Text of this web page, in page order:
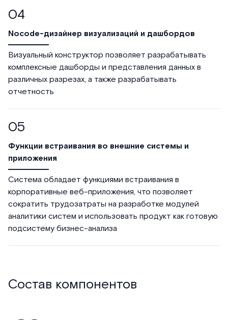
Nocode-дизайнер визуализаций и дашбордов
Визуальный конструктор позволяет разрабатывать
комплексные дашборды и представления данных в
различных разрезах, а также разрабатывать
отчетность
Функции встраивания во внешние системы и
приложения
Система обладает функциями встраивания в
корпоративные веб-приложения, что позволяет
сократить трудозатраты на разработке модулей
аналитики систем и использовать продукт как готовую
подсистему бизнес-анализа
Состав компонентов